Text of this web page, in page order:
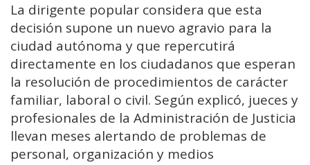
La dirigente popular considera que esta
decisión supone un nuevo agravio para la
ciudad autónoma y que repercutirá
directamente en los ciudadanos que esperan
la resolución de procedimientos de carácter
familiar, laboral o civil. Según explicó, jueces y
profesionales de la Administración de Justicia
llevan meses alertando de problemas de
personal, organización y medios